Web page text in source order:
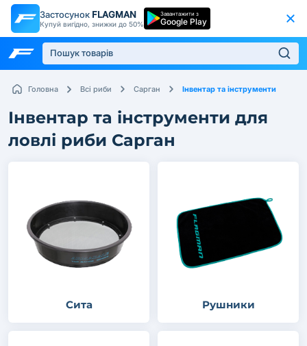
Застосунок FLAGMAN
Купуй вигідно, знижки до 50%
Завантажити з
Google Play
Головна Всі риби Сарган Інвентар та інструменти
Інвентар та інструменти для
ловлі риби Сарган
Сита Рушники